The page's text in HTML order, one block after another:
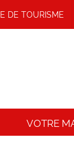
DE TOURISME
VOTRE